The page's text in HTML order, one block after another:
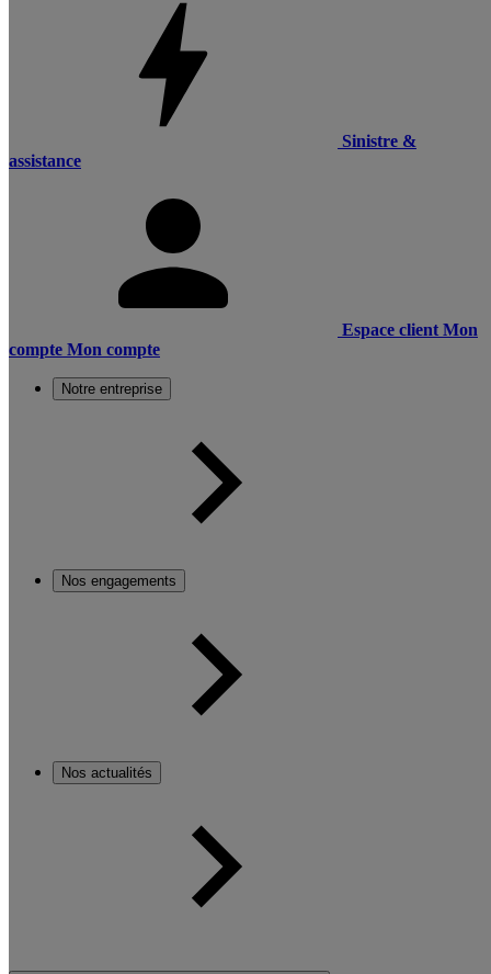
Sinistre &
assistance
Espace client Mon
compte Mon compte
Notre entreprise
Nos engagements
Nos actualités